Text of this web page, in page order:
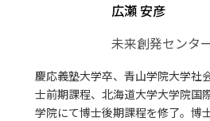
広瀬 安彦
未来創発センタ
慶応義塾大学卒、青山学院大学社
士前期課程、北海道大学大学院国
学院にて博士後期課程を修了。博